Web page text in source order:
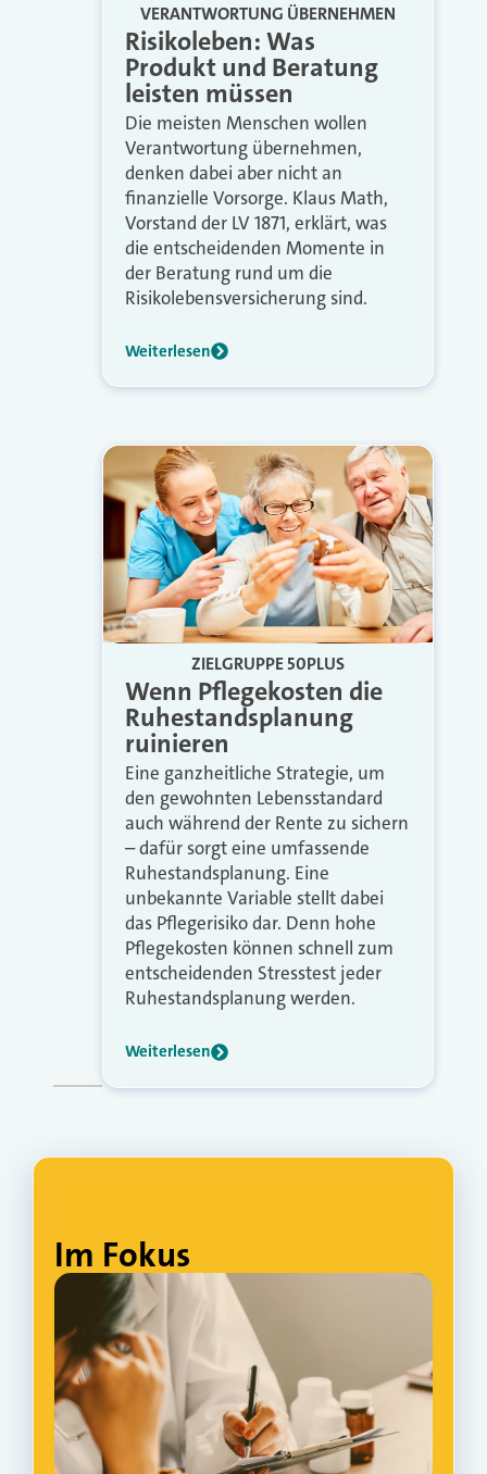
VERANTWORTUNG ÜBERNEHMEN
Risikoleben: Was
Produkt und Beratung
leisten müssen
Die meisten Menschen wollen
Verantwortung übernehmen,
denken dabei aber nicht an
finanzielle Vorsorge. Klaus Math,
Vorstand der LV 1871, erklärt, was
die entscheidenden Momente in
der Beratung rund um die
Risikolebensversicherung sind.
Weiterlesen
ZIELGRUPPE 50PLUS
Wenn Pflegekosten die
Ruhestandsplanung
ruinieren
Eine ganzheitliche Strategie, um
den gewohnten Lebensstandard
auch während der Rente zu sichern
– dafür sorgt eine umfassende
Ruhestandsplanung. Eine
unbekannte Variable stellt dabei
das Pflegerisiko dar. Denn hohe
Pflegekosten können schnell zum
entscheidenden Stresstest jeder
Ruhestandsplanung werden.
Weiterlesen
Im Fokus